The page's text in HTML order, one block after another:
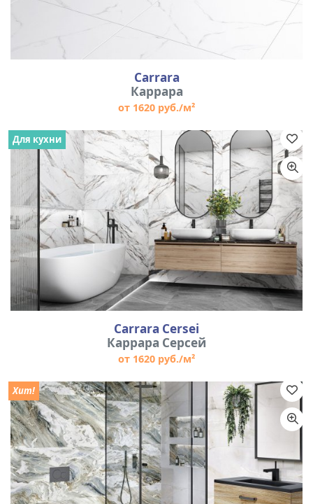
Carrara
Каррара
от 1620 руб./м²
Carrara Cersei
Каррара Серсей
от 1620 руб./м²
Для кухни
Хит!